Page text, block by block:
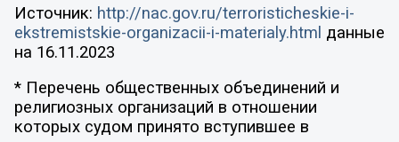
Источник: http://nac.gov.ru/terroristicheskie-i-
ekstremistskie-organizacii-i-materialy.html данные
на 16.11.2023
* Перечень общественных объединений и
религиозных организаций в отношении
которых судом принято вступившее в